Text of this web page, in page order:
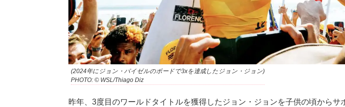
(2024年にジョン・パイゼルのボードで3xを達成したジョン・ジョン)
PHOTO: © WSL/Thiago Diz
昨年、3度目のワールドタイトルを獲得したジョン・ジョンを子供の頃からサ